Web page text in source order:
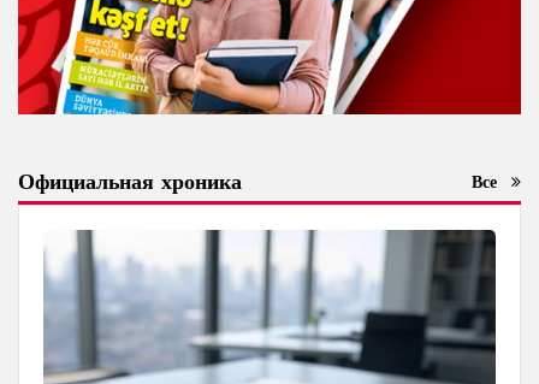
Официальная хроника Все